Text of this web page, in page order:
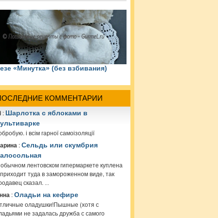
«Минутка» (без взбивания)
КОММЕНТАРИИ
: Шарлотка с яблоками в
і всім гарної самоізоляції
:Сельдь или скумбрия
лентовском гипермаркете куплена
туда в замороженном виде, так
сказал. ...
:Оладьи на кефире
оладушки!Пышные (хотя с
не задалась дружба с самого